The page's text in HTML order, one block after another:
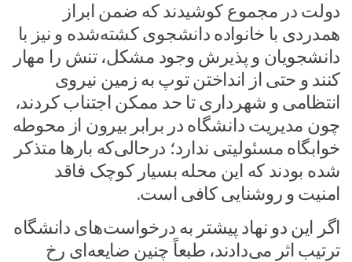
دولت در مجموع کوشیدند که ضمن ابراز
همدردی با خانواده دانشجوی کشته‌شده و نیز با
دانشجویان و پذیرش وجود مشکل، تنش را مهار
کنند و حتی از انداختن توپ به زمین نیروی
انتظامی و شهرداری تا حد ممکن اجتناب کردند،
چون مدیریت دانشگاه در برابر بیرون از محوطه
خوابگاه مسئولیتی ندارد؛ درحالی‌که بارها متذکر
شده بودند که این محله بسیار کوچک فاقد
امنیت و روشنایی کافی است.
اگر این دو نهاد پیشتر به درخواست‌های دانشگاه
ترتیب اثر می‌دادند، طبعاً چنین ضایعه‌ای رخ